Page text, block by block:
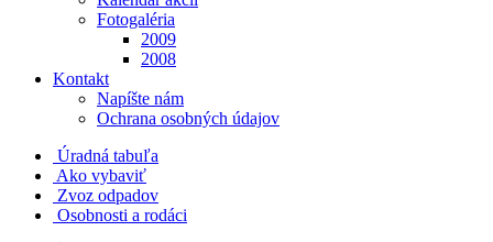
Fotogaléria
2009
2008
Kontakt
Napíšte nám
Ochrana osobných údajov
Úradná tabuľa
Ako vybaviť
Zvoz odpadov
Osobnosti a rodáci